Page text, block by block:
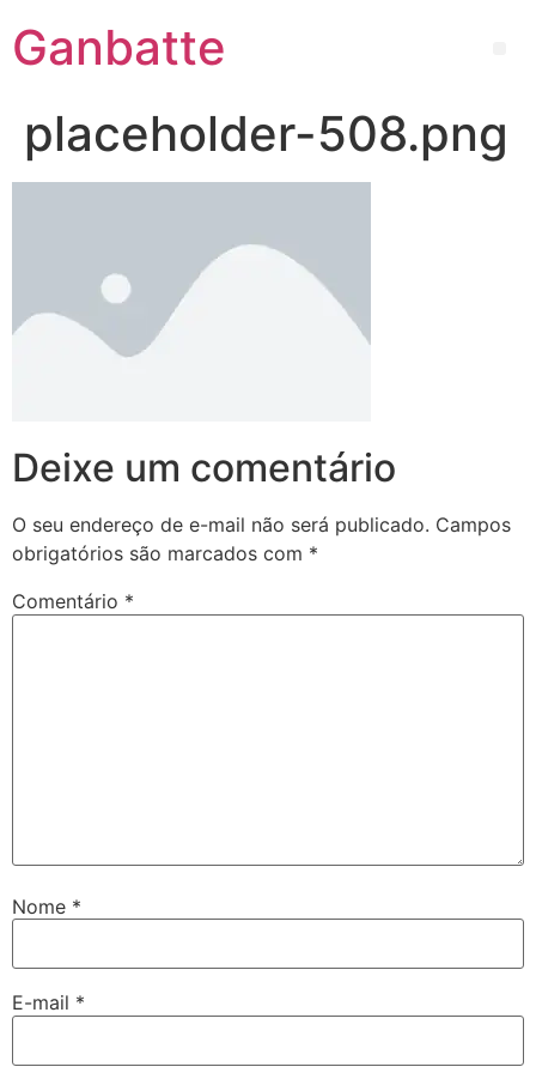
Ganbatte
placeholder-508.png
Deixe um comentário
O seu endereço de e-mail não será publicado. Campos
obrigatórios são marcados com *
Comentário *
Nome *
E-mail *